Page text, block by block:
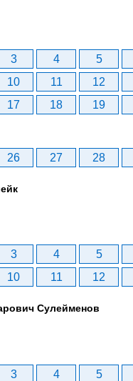
3 4 5
10 11 12
17 18 19
26 27 28
3 4 5
10 11 12
Сулейменов
3 4 5